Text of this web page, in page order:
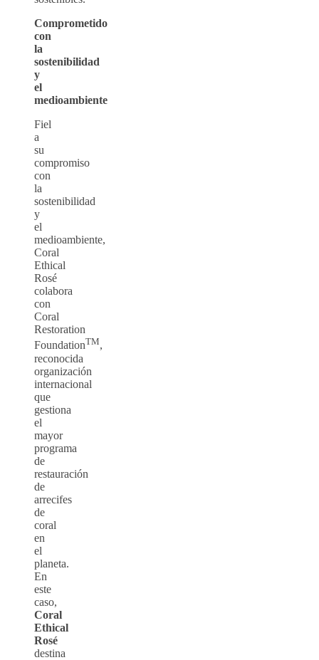
Comprometido
con
la
sostenibilidad
y
el
medioambiente
Fiel
a
su
compromiso
con
la
sostenibilidad
y
el
medioambiente,
Coral
Ethical
Rosé
colabora
con
Coral
Restoration
FoundationTM,
reconocida
organización
internacional
que
gestiona
el
mayor
programa
de
restauración
de
arrecifes
de
coral
en
el
planeta.
En
este
caso,
Coral
Ethical
Rosé
destina